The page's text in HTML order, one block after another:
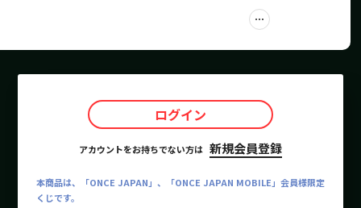
ログイン
アカウントをお持ちでない方は 新規会員登録
本商品は、「ONCE JAPAN」、「ONCE JAPAN MOBILE」会員様限定
くじです。